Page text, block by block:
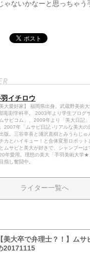
ゃないかなーと思っちゃう
イチロウ
美大愛好家】 福岡県出身。武蔵野美術
彫刻学科卒。 2003年より学生ブログ
ムサビコム」、2009年より「美大日記
2007年「ムサビ日記 -リアルな美大の
版。三谷幸喜と浦沢直樹とみうらじゅ
カとハイキュー！と合体変形ロボット
ムサビと美大が好きで、シャンプーは
年愛用。理想の美大「手羽美術大学★
指し奮闘中。
ライター一覧へ
【美大卒で弁理士？！】ムサ
20171115